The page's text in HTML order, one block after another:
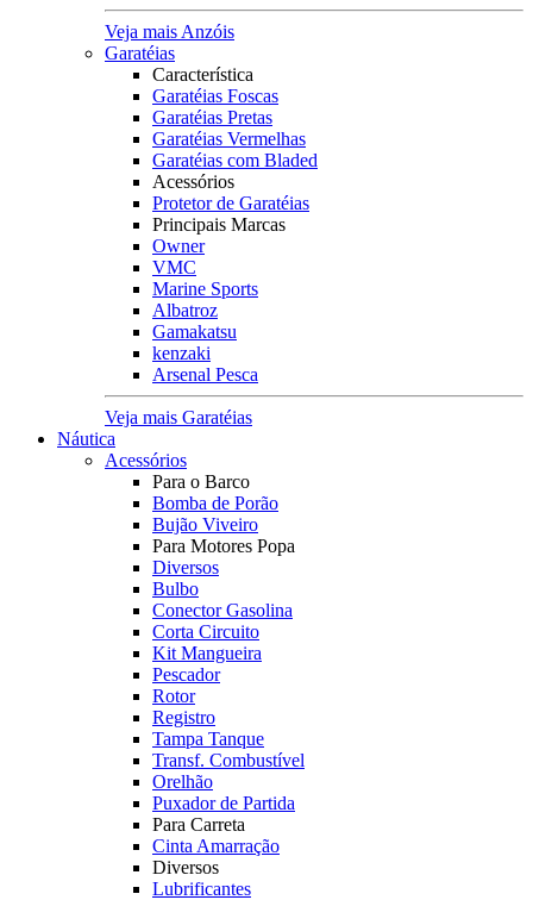
Veja mais Anzóis
Garatéias
Característica
Garatéias Foscas
Garatéias Pretas
Garatéias Vermelhas
Garatéias com Bladed
Acessórios
Protetor de Garatéias
Principais Marcas
Owner
VMC
Marine Sports
Albatroz
Gamakatsu
kenzaki
Arsenal Pesca
Veja mais Garatéias
Náutica
Acessórios
Para o Barco
Bomba de Porão
Bujão Viveiro
Para Motores Popa
Diversos
Bulbo
Conector Gasolina
Corta Circuito
Kit Mangueira
Pescador
Rotor
Registro
Tampa Tanque
Transf. Combustível
Orelhão
Puxador de Partida
Para Carreta
Cinta Amarração
Diversos
Lubrificantes